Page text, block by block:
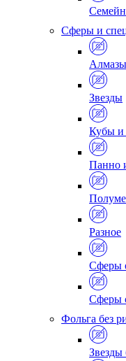
Сферы и
Алмазы
Звезды
Кубы и
Панно
Разное
Сферы
Сферы
Фольга без
Звезды